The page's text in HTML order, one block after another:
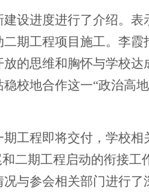
设进度进行了介绍。表
期工程项目施工。李霞
的思维和胸怀与学校达
校地合作这一“政治高
工程即将交付，学校相
二期工程启动的衔接工
与参会相关部门进行了